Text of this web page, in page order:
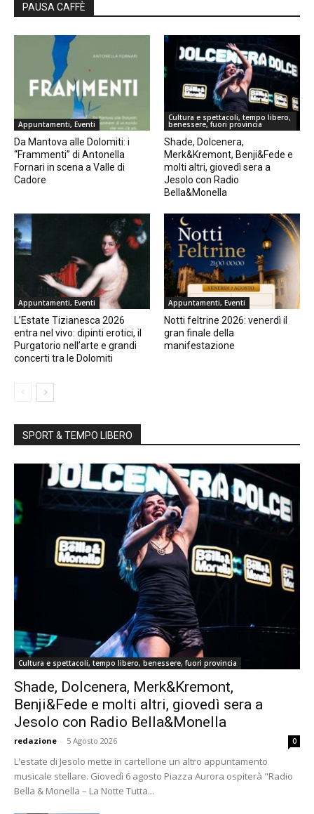
PAUSA CAFFÈ
Appuntamenti, Eventi
Da Mantova alle Dolomiti: i
“Frammenti” di Antonella
Fornari in scena a Valle di
Cadore
Cultura e spettacoli, tempo libero,
benessere, fuori provincia
Shade, Dolcenera,
Merk&Kremont, Benji&Fede e
molti altri, giovedì sera a
Jesolo con Radio
Bella&Monella
Appuntamenti, Eventi
L’Estate Tizianesca 2026
entra nel vivo: dipinti erotici, il
Purgatorio nell’arte e grandi
concerti tra le Dolomiti
Appuntamenti, Eventi
Notti feltrine 2026: venerdì il
gran finale della
manifestazione
SPORT & TEMPO LIBERO
Cultura e spettacoli, tempo libero, benessere, fuori provincia
Shade, Dolcenera, Merk&Kremont,
Benji&Fede e molti altri, giovedì sera a
Jesolo con Radio Bella&Monella
redazione - 5 Agosto 2026 0
L'estate di Jesolo mette in cartellone un altro appuntamento
musicale stellare. Giovedì 6 agosto Piazza Aurora ospiterà "Radio
Bella & Monella – La Notte Tutta...